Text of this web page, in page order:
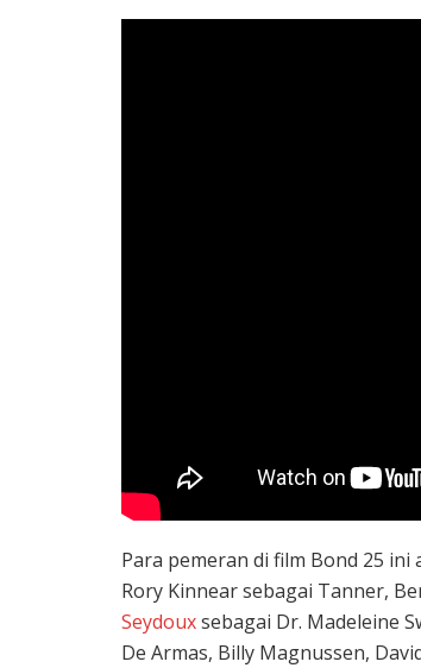
Para pemeran di film Bond 25 ini
Rory Kinnear sebagai Tanner,
Seydouxsebagai Dr. Madeleine
De Armas, Billy Magnussen,